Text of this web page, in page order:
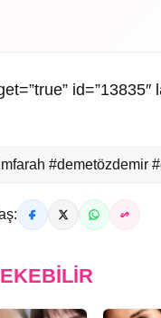
id=”13835″
#demetözdemir